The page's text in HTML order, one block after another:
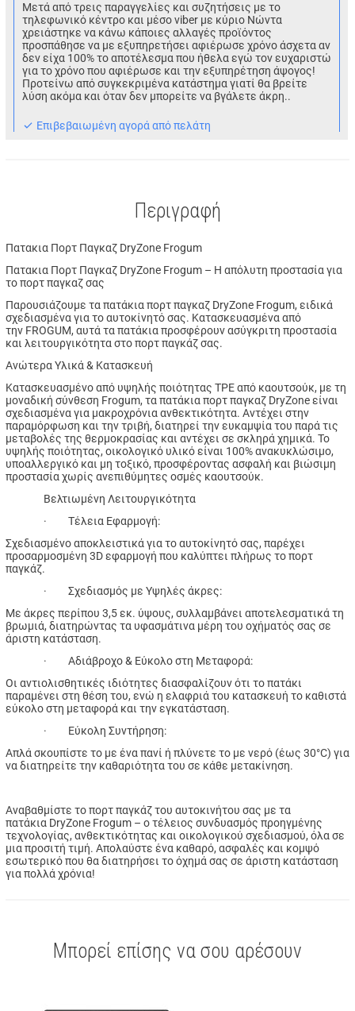
Μετά από τρεις παραγγελίες και συζητήσεις με το
τηλεφωνικό κέντρο και μέσο viber με κύριο Νώντα
χρειάστηκε να κάνω κάποιες αλλαγές προϊόντος
προσπάθησε να με εξυπηρετήσει αφιέρωσε χρόνο άσχετα αν
δεν είχα 100% το αποτέλεσμα που ήθελα εγώ τον ευχαριστώ
για το χρόνο που αφιέρωσε και την εξυπηρέτηση άψογος!
Προτείνω από συγκεκριμένα κατάστημα γιατί θα βρείτε
λύση ακόμα και όταν δεν μπορείτε να βγάλετε άκρη..
Eπιβεβαιωμένη αγορά από πελάτη
Περιγραφή
Πατακια Πορτ Παγκαζ DryZone Frogum
Πατακια Πορτ Παγκαζ DryZone Frogum – Η απόλυτη προστασία για
το πορτ παγκαζ σας
Παρουσιάζουμε τα πατάκια πορτ παγκαζ DryZone Frogum, ειδικά
σχεδιασμένα για το αυτοκίνητό σας. Κατασκευασμένα από
την FROGUM, αυτά τα πατάκια προσφέρουν ασύγκριτη προστασία
και λειτουργικότητα στο πορτ παγκάζ σας.
Ανώτερα Υλικά & Κατασκευή
Κατασκευασμένο από υψηλής ποιότητας TPE από καουτσούκ, με τη
μοναδική σύνθεση Frogum, τα πατάκια πορτ παγκαζ DryZone είναι
σχεδιασμένα για μακροχρόνια ανθεκτικότητα. Αντέχει στην
παραμόρφωση και την τριβή, διατηρεί την ευκαμψία του παρά τις
μεταβολές της θερμοκρασίας και αντέχει σε σκληρά χημικά. Το
υψηλής ποιότητας, οικολογικό υλικό είναι 100% ανακυκλώσιμο,
υποαλλεργικό και μη τοξικό, προσφέροντας ασφαλή και βιώσιμη
προστασία χωρίς ανεπιθύμητες οσμές καουτσούκ.
Βελτιωμένη Λειτουργικότητα
· Τέλεια Εφαρμογή:
Σχεδιασμένο αποκλειστικά για το αυτοκίνητό σας, παρέχει
προσαρμοσμένη 3D εφαρμογή που καλύπτει πλήρως το πορτ
παγκάζ.
· Σχεδιασμός με Υψηλές άκρες:
Με άκρες περίπου 3,5 εκ. ύψους, συλλαμβάνει αποτελεσματικά τη
βρωμιά, διατηρώντας τα υφασμάτινα μέρη του οχήματός σας σε
άριστη κατάσταση.
· Αδιάβροχο & Εύκολο στη Μεταφορά:
Οι αντιολισθητικές ιδιότητες διασφαλίζουν ότι το πατάκι
παραμένει στη θέση του, ενώ η ελαφριά του κατασκευή το καθιστά
εύκολο στη μεταφορά και την εγκατάσταση.
· Εύκολη Συντήρηση:
Απλά σκουπίστε το με ένα πανί ή πλύνετε το με νερό (έως 30°C) για
να διατηρείτε την καθαριότητα του σε κάθε μετακίνηση.
Αναβαθμίστε το πορτ παγκάζ του αυτοκινήτου σας με τα
πατάκια DryZone Frogum – ο τέλειος συνδυασμός προηγμένης
τεχνολογίας, ανθεκτικότητας και οικολογικού σχεδιασμού, όλα σε
μια προσιτή τιμή. Απολαύστε ένα καθαρό, ασφαλές και κομψό
εσωτερικό που θα διατηρήσει το όχημά σας σε άριστη κατάσταση
για πολλά χρόνια!
Μπορεί επίσης να σου αρέσουν